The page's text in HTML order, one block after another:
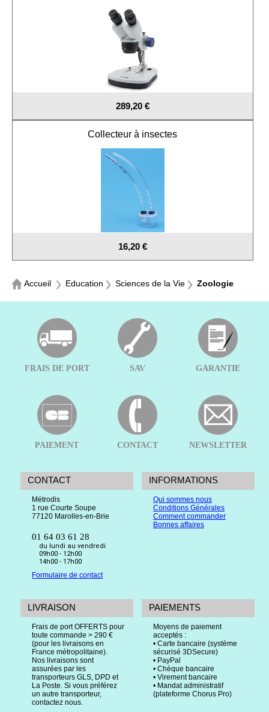
289,20 €
Collecteur à insectes
16,20 €
Accueil Education Sciences de la Vie Zoologie
FRAIS DE PORT SAV GARANTIE
PAIEMENT CONTACT NEWSLETTER
CONTACT
Métrodis
1 rue Courte Soupe
77120 Marolles-en-Brie
01 64 03 61 28
du lundi au vendredi
09h00 - 12h00
14h00 - 17h00
Formulaire de contact
INFORMATIONS
Qui sommes nous
Conditions Générales
Comment commander
Bonnes affaires
LIVRAISON
Frais de port OFFERTS pour
toute commande > 290 €
(pour les livraisons en
France métropolitaine).
Nos livraisons sont
assurées par les
transporteurs GLS, DPD et
La Poste. Si vous préférez
un autre transporteur,
contactez nous.
PAIEMENTS
Moyens de paiement
acceptés :
• Carte bancaire (système
sécurisé 3DSecure)
• PayPal
• Chèque bancaire
• Virement bancaire
• Mandat administratif
(plateforme Chorus Pro)